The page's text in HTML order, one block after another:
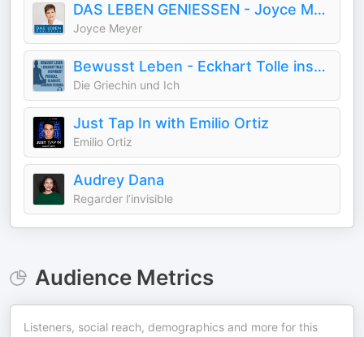
DAS LEBEN GENIESSEN - Joyce Meyer
Joyce Meyer
Bewusst Leben - Eckhart Tolle inspiriert | Präsenz, Klarheit und innerer Frieden
Die Griechin und Ich
Just Tap In with Emilio Ortiz
Emilio Ortiz
Audrey Dana
Regarder l’invisible
Audience Metrics
Listeners, social reach, demographics and more for this